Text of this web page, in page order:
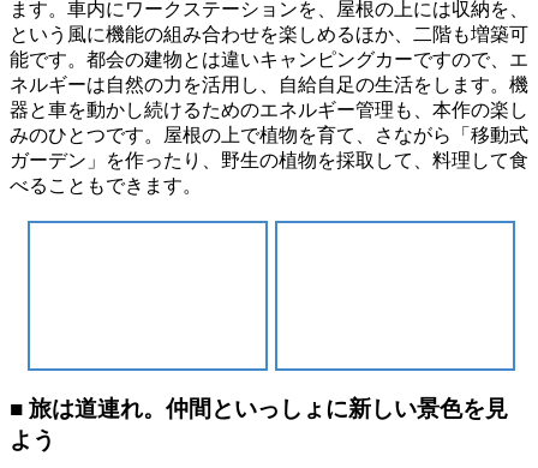
ます。車内にワークステーションを、屋根の上には収納を、
という風に機能の組み合わせを楽しめるほか、二階も増築可
能です。都会の建物とは違いキャンピングカーですので、エ
ネルギーは自然の力を活用し、自給自足の生活をします。機
器と車を動かし続けるためのエネルギー管理も、本作の楽し
みのひとつです。屋根の上で植物を育て、さながら「移動式
ガーデン」を作ったり、野生の植物を採取して、料理して食
べることもできます。
■ 旅は道連れ。仲間といっしょに新しい景色を見
よう